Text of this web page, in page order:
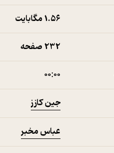
1.۵۶ مگابایت
232 صفحه
۰۰:۰۰
جین کازز
عباس مخبر